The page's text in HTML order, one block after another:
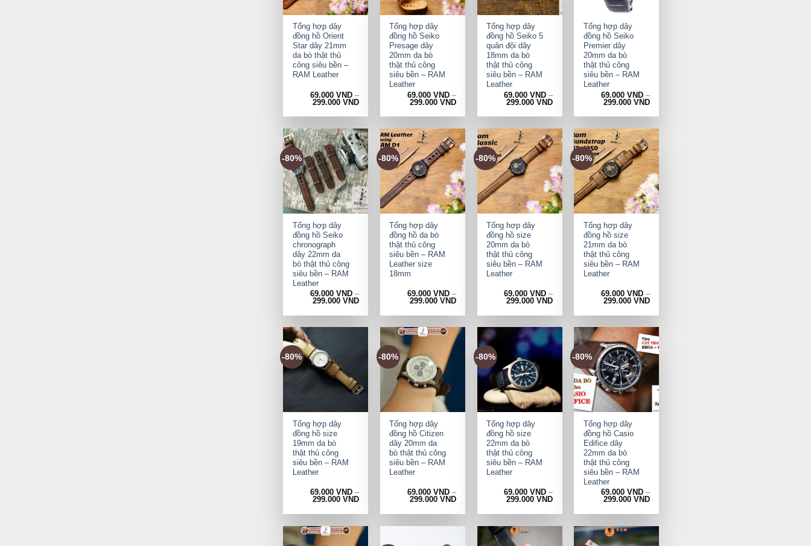
+
Tổng hợp dây
đồng hồ Orient
Star dây 21mm
da bò thật thủ
công siêu bền –
RAM Leather
69.000 VND–
299.000 VND
+
Tổng hợp dây
đồng hồ Seiko
Presage dây
20mm da bò
thật thủ công
siêu bền – RAM
Leather
69.000 VND–
299.000 VND
+
Tổng hợp dây
đồng hồ Seiko 5
quân đội dây
18mm da bò
thật thủ công
siêu bền – RAM
Leather
69.000VND –
299.000VND
Tổng hợp dây
đồng hồ Seiko
Premier dây
20mm da bò
thật thủ công
siêu bền – RAM
Leather
69.000 VND–
299.000 VND
-80%
+
Tổng hợp dây
đồng hồ Seiko
chronograph
dây 22mm da
bò thật thủ công
siêu bền – RAM
Leather
69.000 VND–
299.000 VND
-80%
+
Tổng hợp dây
đồng hồ da bò
thật thủ công
siêu bền – RAM
Leather size
18mm
69.000 VND–
299.000 VND
-80%
+
Tổng hợp dây
đồng hồ size
20mm da bò
thật thủ công
siêu bền – RAM
Leather
69.000VND –
299.000VND
-80%
+
Tổng hợp dây
đồng hồ size
21mm da bò
thật thủ công
siêu bền – RAM
Leather
69.000 VND–
299.000 VND
-80%
Tổng hợp dây
đồng hồ size
19mm da bò
thật thủ công
siêu bền – RAM
Leather
69.000 VND–
299.000 VND
-80%
Tổng hợp dây
đồng hồ Citizen
dây 20mm da
bò thật thủ công
siêu bền – RAM
Leather
69.000 VND–
299.000 VND
-80%
+
Tổng hợp dây
đồng hồ size
22mm da bò
thật thủ công
siêu bền – RAM
Leather
69.000VND –
299.000VND
-80%
+
Tổng hợp dây
đồng hồ Casio
Edifice dây
22mm da bò
thật thủ công
siêu bền – RAM
Leather
69.000 VND–
299.000 VND